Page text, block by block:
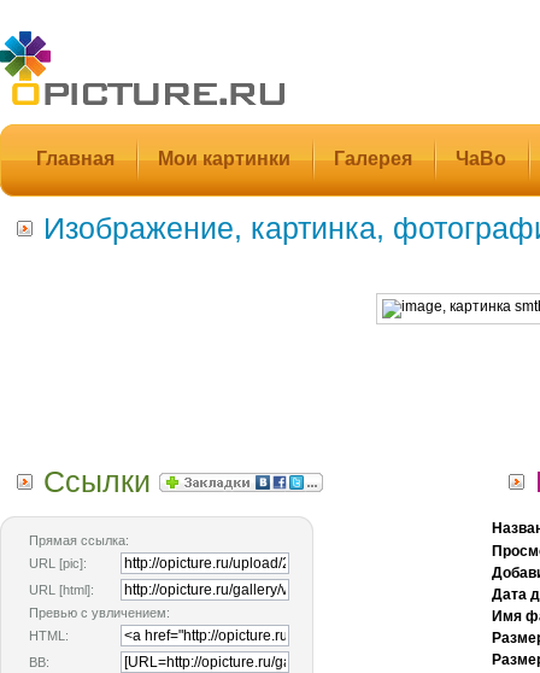
Главная Мои картинки Галерея ЧаВо
Изображение, картинка,
Ссылки
Прямая ссылка:
URL [pic]:
URL [html]:
Превью с увличением:
HTML:
BB:
Дата
Имя